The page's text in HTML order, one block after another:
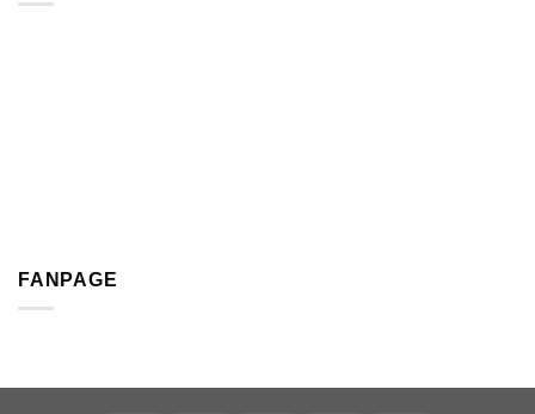
FANPAGE